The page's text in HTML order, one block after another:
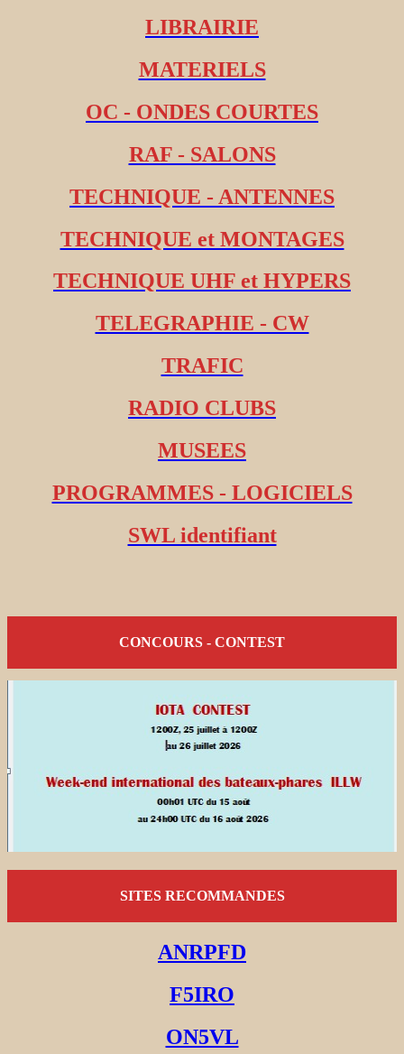
LIBRAIRIE
MATERIELS
OC - ONDES COURTES
RAF - SALONS
TECHNIQUE - ANTENNES
TECHNIQUE et MONTAGES
TECHNIQUE UHF et HYPERS
TELEGRAPHIE - CW
TRAFIC
RADIO CLUBS
MUSEES
PROGRAMMES - LOGICIELS
SWL identifiant
CONCOURS - CONTEST
SITES RECOMMANDES
ANRPFD
F5IRO
ON5VL